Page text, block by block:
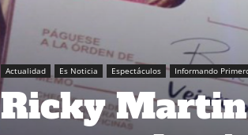
Actualidad Es Noticia Espectáculos Informando
Ricky